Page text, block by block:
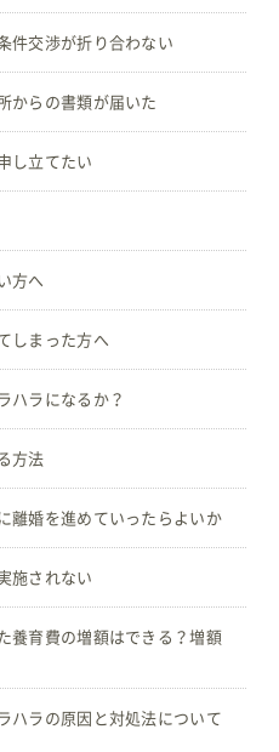
件交渉が折り合わない
からの書類が届いた
し立てたい
方へ
しまった方へ
ハラになるか？
方法
離婚を進めていったらよいか
施されない
養育費の増額はできる？増額
ハラの原因と対処法について